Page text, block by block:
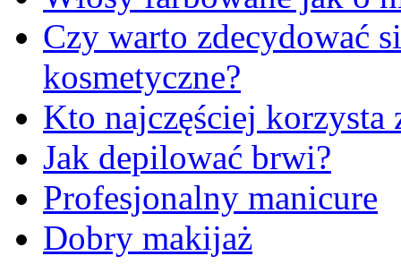
Czy warto zdecydować
kosmetyczne?
Kto najczęściej korzysta
Jak depilować brwi?
Profesjonalny manicure
Dobry makijaż